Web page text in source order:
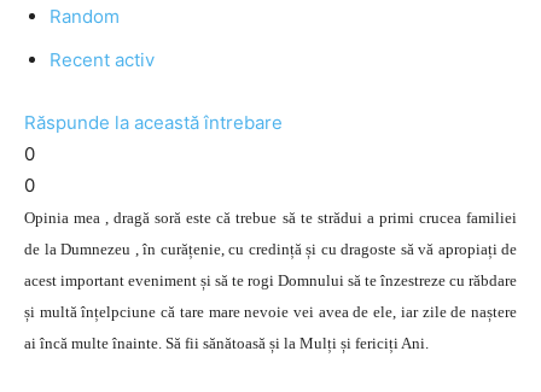
Random
Recent activ
Răspunde la această întrebare
0
0
Opinia mea , dragă soră este că trebue să te strădui a primi crucea familiei
de la Dumnezeu , în curățenie, cu credință și cu dragoste să vă apropiați de
acest important eveniment și să te rogi Domnului să te înzestreze cu răbdare
și multă înțelpciune că tare mare nevoie vei avea de ele, iar zile de naștere
ai încă multe înainte. Să fii sănătoasă și la Mulți și fericiți Ani.